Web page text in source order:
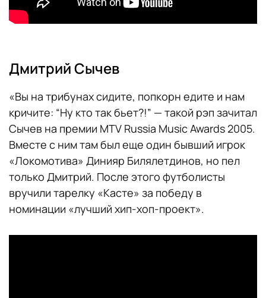
Дмитрий Сычев
«Вы на трибунах сидите, попкорн едите и нам
кричите: “Ну кто так бьет?!” — такой рэп зачитал
Сычев на премии MTV Russia Music Awards 2005.
Вместе с ним там был еще один бывший игрок
«Локомотива» Динияр Билялетдинов, но пел
только Дмитрий. После этого футболисты
вручили тарелку «Касте» за победу в
номинации «лучший хип-хоп-проект».